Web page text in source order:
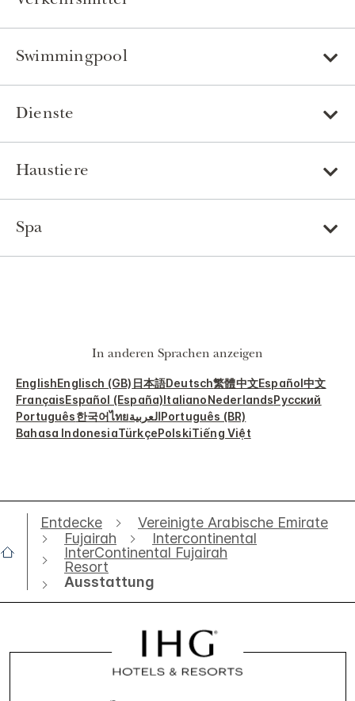
Swimmingpool
Dienste
Haustiere
Spa
In anderen Sprachen anzeigen
EnglishEnglisch (GB) 日本語Deutsch繁體中文Español中文
FrançaisEspañol (España)ItalianoNederlandsРусский
Português한국어ไทยالعربيةPortuguês (BR)
Bahasa IndonesiaTürkçePolskiTiếng Việt
Entdecke
Vereinigte Arabische Emirate
Fujairah
Intercontinental
InterContinental Fujairah
Resort
Ausstattung